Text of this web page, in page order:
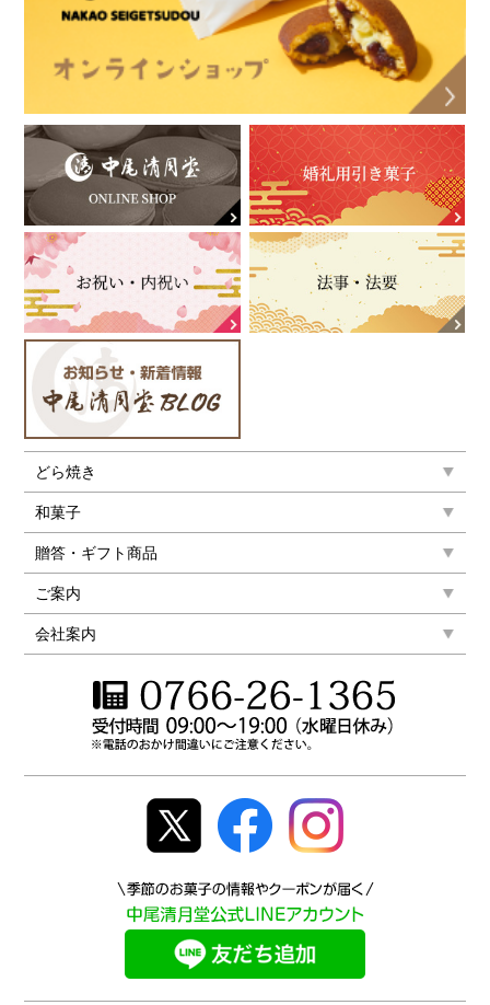
どら焼き
和菓子
贈答・ギフト商品
ご案内
会社案内